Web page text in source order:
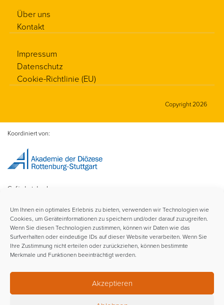
Um Ihnen ein optimales Erlebnis zu bieten, verwenden wir Technologien wie
Cookies, um Geräteinformationen zu speichern und/oder darauf zuzugreifen.
Wenn Sie diesen Technologien zustimmen, können wir Daten wie das
Surfverhalten oder eindeutige IDs auf dieser Website verarbeiten. Wenn Sie
Ihre Zustimmung nicht erteilen oder zurückziehen, können bestimmte
Merkmale und Funktionen beeinträchtigt werden.
Akzeptieren
Über uns
Kontakt
Impressum
Datenschutz
Cookie-Richtlinie (EU)
Copyright 2026
Koordiniert von:
Gefördert durch:
Im Rahmen der: